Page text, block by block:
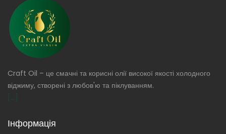
Craft Oil – це смачні та корисні олії високої якості холодного
віджиму, створені з любов'ю та піклуванням.
[...]
Інформація